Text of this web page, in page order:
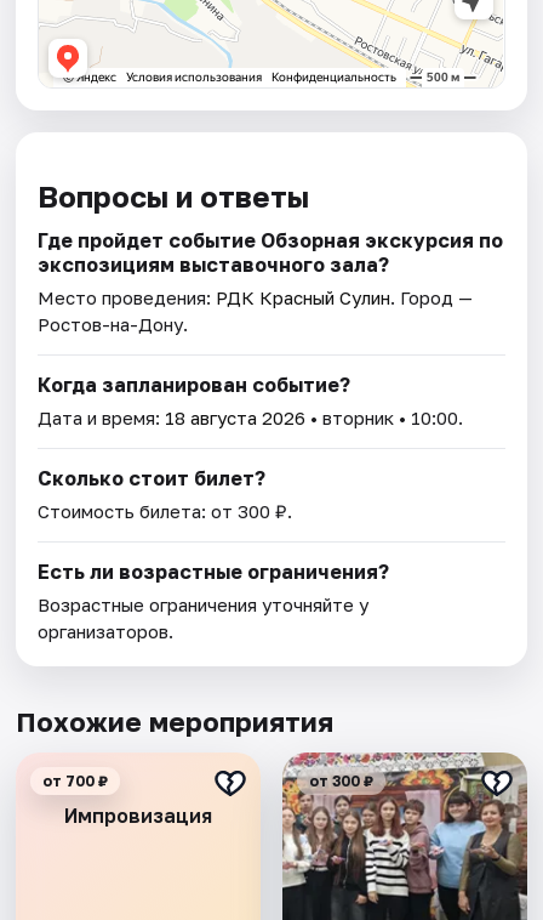
Вопросы и ответы
Где пройдет событие Обзорная экскурсия по
экспозициям выставочного зала?
Место проведения: РДК Красный Сулин. Город —
Ростов-на-Дону.
Когда запланирован событие?
Дата и время: 18 августа 2026 • вторник • 10:00.
Сколько стоит билет?
Стоимость билета: от 300 ₽.
Есть ли возрастные ограничения?
Возрастные ограничения уточняйте у
организаторов.
Похожие мероприятия
Импровизация
от 700 ₽ от 300 ₽